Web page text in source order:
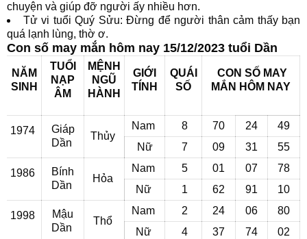
chuyện và giúp đỡ người ấy nhiều hơn.
Tử vi tuổi Quý Sửu: Đừng để người thân cảm thấy bạn
quá lạnh lùng, thờ ơ.
Con số may mắn hôm nay 15/12/2023 tuổi Dần
NĂM
SINH
TUỔI
NẠP
ÂM
MỆNH
NGŨ
HÀNH
GIỚI
TÍNH
QUÁI
SỐ
CON SỐ MAY
MẮN HÔM NAY
1974
Giáp
Dần
Thủy
Nam 8 70 24
49
Nữ
7 09 31 55
1986
Bính
Dần
Hỏa
Nam 5 01 07
78
Nữ
1 62 91 10
1998
Mậu
Dần
Thổ
Nam 2 24 06
80
Nữ
4 37 74 02